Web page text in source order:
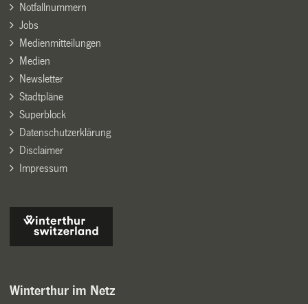
Notfallnummern
Jobs
Medienmitteilungen
Medien
Newsletter
Stadtpläne
Superblock
Datenschutzerklärung
Disclaimer
Impressum
Winterthur im Netz